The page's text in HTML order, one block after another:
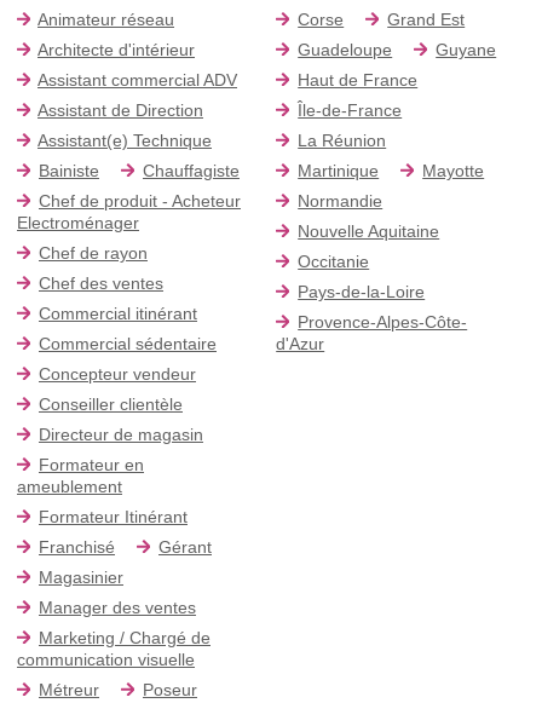
Animateur réseau
Architecte d'intérieur
Assistant commercial ADV
Assistant de Direction
Assistant(e) Technique
Bainiste
Chauffagiste
Chef de produit - Acheteur
Electroménager
Chef de rayon
Chef des ventes
Commercial itinérant
Commercial sédentaire
Concepteur vendeur
Conseiller clientèle
Directeur de magasin
Formateur en
ameublement
Formateur Itinérant
Franchisé
Gérant
Magasinier
Manager des ventes
Marketing / Chargé de
communication visuelle
Métreur
Poseur
Corse
Grand Est
Guadeloupe
Guyane
Haut de France
Île-de-France
La Réunion
Martinique
Mayotte
Normandie
Nouvelle Aquitaine
Occitanie
Pays-de-la-Loire
Provence-Alpes-Côte-
d'Azur